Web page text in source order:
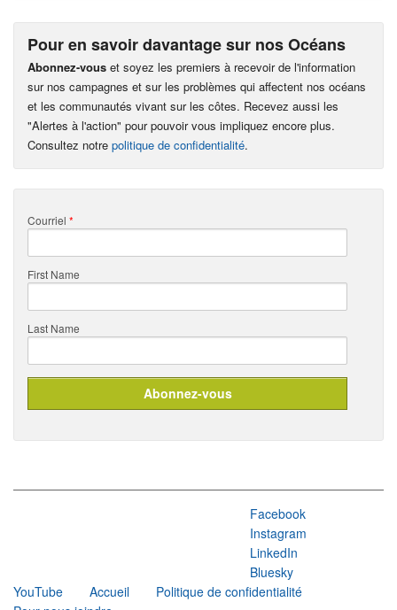
Pour en savoir davantage sur nos Océans
Abonnez-vous et soyez les premiers à recevoir de l'information
sur nos campagnes et sur les problèmes qui affectent nos océans
et les communautés vivant sur les côtes. Recevez aussi les
"Alertes à l'action" pour pouvoir vous impliquez encore plus.
Consultez notre politique de confidentialité.
Courriel *
First Name
Last Name
Facebook
Instagram
LinkedIn
Bluesky
YouTube
Accueil
Politique de confidentialité